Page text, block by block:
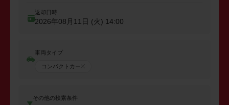
返却日時
2026年08月11日 (火) 14:00
車両タイプ
コンパクトカー
その他の検索条件